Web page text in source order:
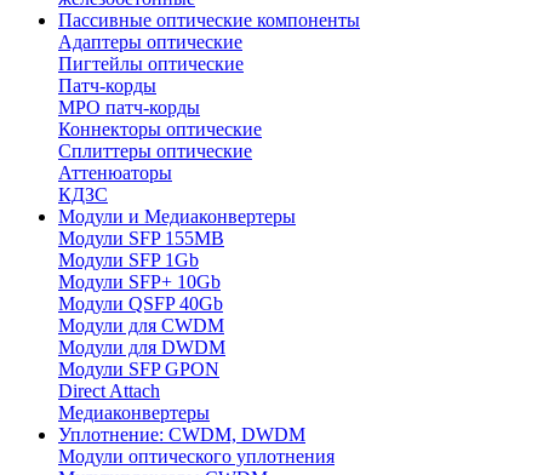
Пассивные оптические компоненты
Адаптеры оптические
Пигтейлы оптические
Патч-корды
MPO патч-корды
Коннекторы оптические
Сплиттеры оптические
Аттенюаторы
КДЗС
Модули и Медиаконвертеры
Модули SFP 155MB
Модули SFP 1Gb
Модули SFP+ 10Gb
Модули QSFP 40Gb
Модули для CWDM
Модули для DWDM
Модули SFP GPON
Direct Attach
Медиаконвертеры
Уплотнение: CWDM, DWDM
Модули оптического уплотнения